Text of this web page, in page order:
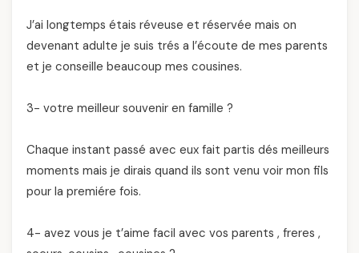
J’ai longtemps étais réveuse et réservée mais on
devenant adulte je suis trés a l’écoute de mes parents
et je conseille beaucoup mes cousines.
3- votre meilleur souvenir en famille ?
Chaque instant passé avec eux fait partis dés meilleurs
moments mais je dirais quand ils sont venu voir mon fils
pour la premiére fois.
4- avez vous je t’aime facil avec vos parents , freres ,